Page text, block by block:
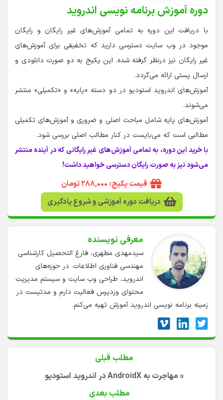
دوره آموزش برنامه نویسی اندروید
با دریافت این دوره به تمامی آموزش‌های غیر رایگان و رایگان
موجود در وب سایت دسترسی دارید که تخفیفی برای آموزش‌های
غیر رایگان نیز درنظر گرفته شده. این پکیج به دو صورت دانلودی و
ارسال پستی ارائه می‌گردد.
آموزش‌های اندروید استودیو در دو دسته «پایه» و «تکمیلی» منتشر
می‌شوند.
آموزش‌های پایه شامل مباحث اصلی و ضروری و آموزش‌های تکمیلی
مطالبی است که می‌بایست در کنار مطالب اصلی بررسی شود.
با خرید این دوره، به تمامی آموزش‌های غیر رایگانی که در آینده منتشر
می‌شود نیز به صورت رایگان دسترسی خواهید داشت!
قیمت پکیج: ۲۸۸,۰۰۰ تومان
دریافت دوره آموزشی و شروع یادگیری
معرفی نویسنده
سیدمهدی مطهری، فارغ التحصیل کارشناسی
مهندسی فناوری اطلاعات. در حوزه‌های
اندروید، طراحی وب سایت و سیستم مدیریت
محتوای وردپرس فعالیت دارم و مدتیست در
زمینه برنامه نویسی اندروید آموزش تهیه می‌کنم.
مطلب قبلی
«مهاجرت به AndroidX در اندروید استودیو
مطلب بعدی